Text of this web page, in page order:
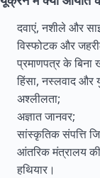
दवाएं, नशीले और
विस्फोटक और
प्रमाणपत्र के बिना
हिंसा, नस्लवाद और
अश्लीलता;
अज्ञात जानवर;
सांस्कृतिक संपत्ति
आंतरिक मंत्रालय
हथियार।